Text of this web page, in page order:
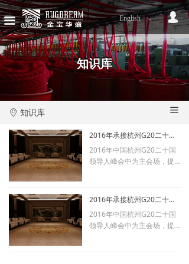
넙
끀
网站首页
我们的品牌
服务流程
售后服务
星级酒店地毯
政企办公地毯
星级酒店案例
政企办公案例
产品展示
ꀅ
English
끀
ꀷ 知识库
知识库
知识库
2016年承接杭州G20二十国领导人峰会主会场地毯工程
2016年中国杭州G20二十国
领导人峰会中为主会场，提
20峰会主会场整张地毯面积
达到2250平方米。
2016年承接杭州G20二十国领导人峰会主会场地毯工程
2016年中国杭州G20二十国
领导人峰会中为主会场，提